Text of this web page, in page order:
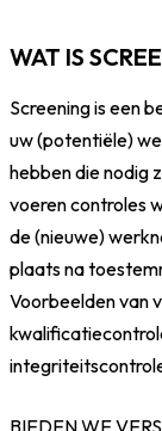
WAT IS
Screening is een
uw (potentiële)
hebben die nodig
voeren controles
de (nieuwe)
plaats na
Voorbeelden van